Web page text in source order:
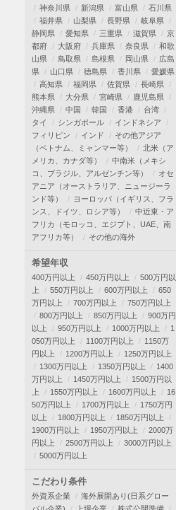
神奈川県
新潟県 富山県
石川県
福井県
山梨県 長野県
岐阜県
静岡県
愛知県 三重県 滋賀県
京
都府
大阪府 兵庫県 奈良県
和歌
山県
鳥取県 島根県 岡山県
広島
県
山口県 徳島県 香川県
愛媛県
高知県
福岡県 佐賀県
長崎県
熊本県
大分県 宮崎県
鹿児島県
沖縄県
中国 韓国 香港
台湾
タイ
シンガポール
インドネシア
フィリピン
インド
その他アジア
（ベトナム、ミャンマー等）
北米（ア
メリカ、カナダ等）
中南米（メキシ
コ、ブラジル、アルゼンチン等）
オセ
アニア（オーストラリア、ニュージーラ
ンド等）
ヨーロッパ（イギリス、フラ
ンス、ドイツ、ロシア等）
中近東・ア
フリカ（モロッコ、エジプト、UAE、南
アフリカ等）
その他の海外
希望年収
400万円以上 450万円以上
500万円以
上
550万円以上 600万円以上
650
万円以上
700万円以上
750万円以上
800万円以上
850万円以上
900万円
以上
950万円以上 1000万円以上
1
050万円以上
1100万円以上
1150万
円以上
1200万円以上
1250万円以上
1300万円以上
1350万円以上
1400
万円以上
1450万円以上
1500万円以
上
1550万円以上 1600万円以上
16
50万円以上
1700万円以上
1750万円
以上
1800万円以上
1850万円以上
1900万円以上
1950万円以上
2000万
円以上
2500万円以上
3000万円以上
5000万円以上
こだわり条件
外資系企業
海外展開あり(日系グロー